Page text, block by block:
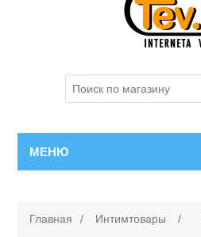
МЕНЮ
Главная / Интимтовары /